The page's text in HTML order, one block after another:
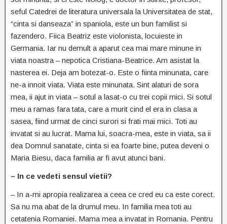
seful Catedrei de literatura universala la Universitatea de stat,
“cinta si danseaza” in spaniola, este un bun familist si
fazendero. Fiica Beatriz este violonista, locuieste in
Germania. Iar nu demult a aparut cea mai mare minune in
viata noastra – nepotica Cristiana-Beatrice. Am asistat la
nasterea ei. Deja am botezat-o. Este o fiinta minunata, care
ne-a innoit viata. Viata este minunata. Sint alaturi de sora
mea, ii ajut in viata – sotul a lasat-o cu trei copii mici. Si sotul
meu a ramas fara tata, care a murit cind el era in clasa a
sasea, fiind urmat de cinci surori si frati mai mici. Toti au
invatat si au lucrat. Mama lui, soacra-mea, este in viata, sa ii
dea Domnul sanatate, cinta si ea foarte bine, putea deveni o
Maria Biesu, daca familia ar fi avut atunci bani.
– In ce vedeti sensul vietii?
– In a-mi apropia realizarea a ceea ce cred eu ca este corect.
Sa nu ma abat de la drumul meu. In familia mea toti au
cetatenia Romaniei. Mama mea a invatat in Romania. Pentru